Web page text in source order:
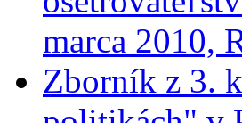
marca 2010,
Zborník z 3.